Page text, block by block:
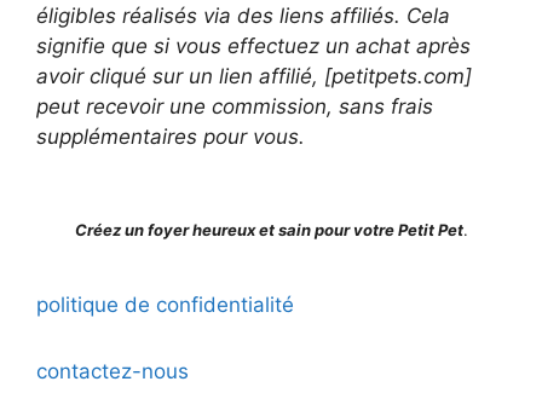
éligibles réalisés via des liens affiliés. Cela
signifie que si vous effectuez un achat après
avoir cliqué sur un lien affilié, [petitpets.com]
peut recevoir une commission, sans frais
supplémentaires pour vous.
Créez un foyer heureux et sain pour votre Petit Pet.
politique de confidentialité
contactez-nous